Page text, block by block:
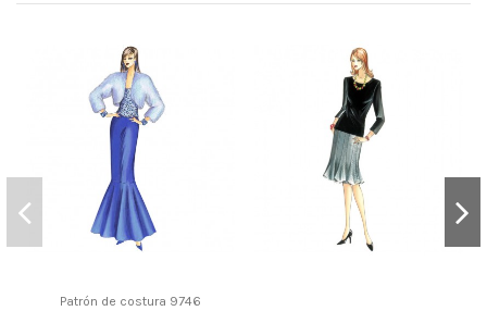
Patrón de costura 9746